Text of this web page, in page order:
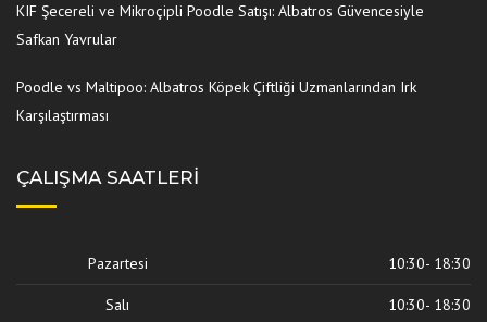
KIF Şecereli ve Mikroçipli Poodle Satışı: Albatros Güvencesiyle
Safkan Yavrular
Poodle vs Maltipoo: Albatros Köpek Çiftliği Uzmanlarından Irk
Karşılaştırması
ÇALIŞMA SAATLERI
Pazartesi 10:30- 18:30
Salı 10:30- 18:30